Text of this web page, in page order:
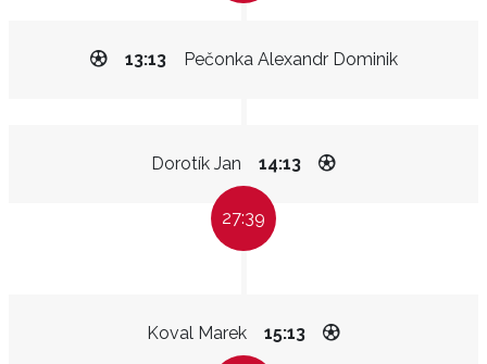
Pečonka Alexandr Dominik
13:13
Dorotík Jan 14:13
27:39
Koval Marek 15:13